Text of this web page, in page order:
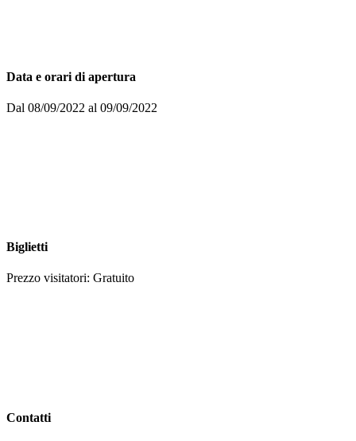
Data e orari di apertura
Dal 08/09/2022 al 09/09/2022
Biglietti
Prezzo visitatori: Gratuito
Contatti